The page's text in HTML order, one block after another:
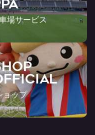
場サービス
ョップ